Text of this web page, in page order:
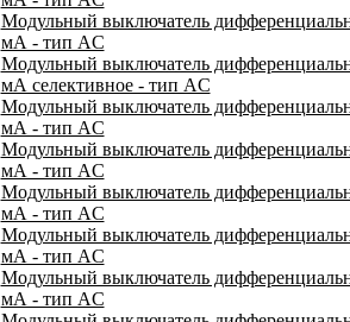
Модульный выключатель
мА - тип AC
Модульный выключатель
мА селективное - тип AC
Модульный выключатель
мА - тип AC
Модульный выключатель
мА - тип AC
Модульный выключатель
мА - тип AC
Модульный выключатель
мА - тип AC
Модульный выключатель
мА - тип AC